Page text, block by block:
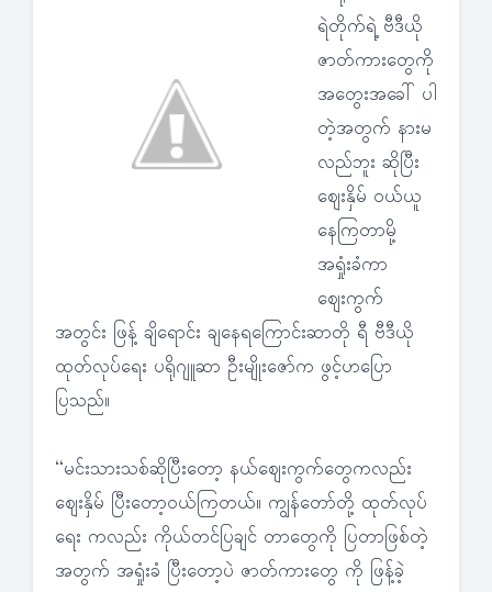
ရဲတိုက်ရဲ့ ဗီဒီယို
ဇာတ်ကားတွေကို
အတွေးအခေါ် ပါ
တဲ့အတွက် နားမ
လည်ဘူး ဆိုပြီး
ဈေးနှိမ် ဝယ်ယူ
နေကြတာမို့
အရှုံးခံကာ
ဈေးကွက်
အတွင်း ဖြန့် ချိရောင်း ချနေရကြောင်းဆာတို ရီ ဗီဒီယို
ထုတ်လုပ်ရေး ပရိုဂျူဆာ ဦးမျိုးဇော်က ဖွင့်ဟပြော
ပြသည်။
“မင်းသားသစ်ဆိုပြီးတော့ နယ်ဈေးကွက်တွေကလည်း
ဈေးနှိမ် ပြီးတော့ဝယ်ကြတယ်။ ကျွန်တော်တို့ ထုတ်လုပ်
ရေး ကလည်း ကိုယ်တင်ပြချင် တာတွေကို ပြတာဖြစ်တဲ့
အတွက် အရှုံးခံ ပြီးတော့ပဲ ဇာတ်ကားတွေ ကို ဖြန့်ခဲ့